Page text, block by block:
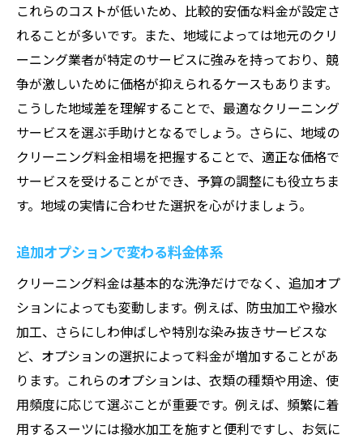
立地条件と料金の関係
予約のタイミングで変わる料金
特急仕上げサービスの料金
環境対策費用を考慮した料金
クリーニング料金の基本を知ることで得られる
安心感
事前に問い合わせて確認するポイント
料金表の読み取り方
契約書の内容をしっかり確認
サービス評価の基準を持つ
料金変更時の対応策
クリーニング料金とサービス品質のバランスを
取る方法
コストパフォーマンスを考える
料金が安い＝低品質の誤解を解く
これらのコストが低いため、比較的安価な料金が設定さ
れることが多いです。また、地域によっては地元のクリ
ーニング業者が特定のサービスに強みを持っており、競
争が激しいために価格が抑えられるケースもあります。
こうした地域差を理解することで、最適なクリーニング
サービスを選ぶ手助けとなるでしょう。さらに、地域の
クリーニング料金相場を把握することで、適正な価格で
サービスを受けることができ、予算の調整にも役立ちま
す。地域の実情に合わせた選択を心がけましょう。
追加オプションで変わる料金体系
クリーニング料金は基本的な洗浄だけでなく、追加オプ
ションによっても変動します。例えば、防虫加工や撥水
加工、さらにしわ伸ばしや特別な染み抜きサービスな
ど、オプションの選択によって料金が増加することがあ
ります。これらのオプションは、衣類の種類や用途、使
用頻度に応じて選ぶことが重要です。例えば、頻繁に着
用するスーツには撥水加工を施すと便利ですし、お気に